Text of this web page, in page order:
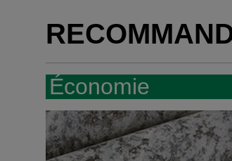
Économie